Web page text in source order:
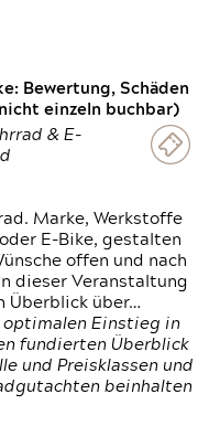
Bewertung, Schäden
einzeln buchbar)
& E-
Marke, Werkstoffe
E-Bike, gestalten
offen und nach
dieser Veranstaltung
Überblick über…
optimalen Einstieg in
fundierten Überblick
und Preisklassen und
beinhalten